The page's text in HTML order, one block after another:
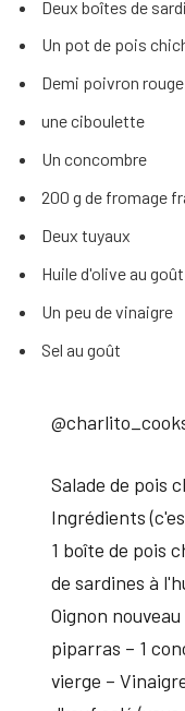
Deux boîtes de
Un pot de pois
Demi poivron rouge
une ciboulette
Un concombre
200 g de fromage
Deux tuyaux
Huile d'olive au goût
Un peu de vinaigre
Sel au goût
Salade de pois
Ingrédients
1 boîte de pois
de sardines à
Oignon
piparras – 1
vierge –